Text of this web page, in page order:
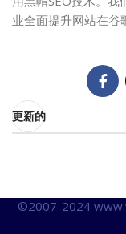
业全面提升网站在谷
更新的
©2007-2024